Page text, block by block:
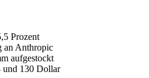
Prozent
an Anthropic
aufgestockt
und 130 Dollar